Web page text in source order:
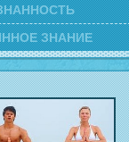
ЗНАНИЕ